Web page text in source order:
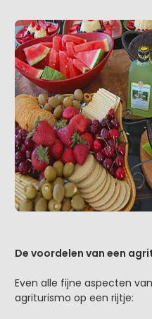
De voordelen van een
Even alle fijne aspecten
agriturismo op een rijtje: